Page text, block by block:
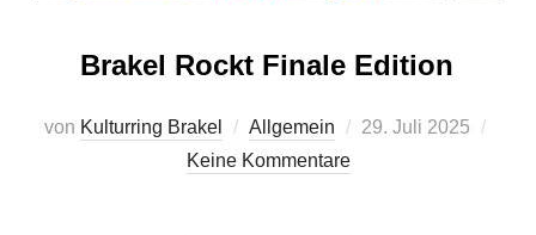
Brakel Rockt Finale Edition
von Kulturring Brakel Allgemein
Veröffentlicht
29. Juli 2025
Keine Kommentare